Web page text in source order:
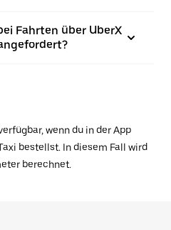
Fahrten über UberX
wenn du in der App
bestellst. In diesem Fall wird
berechnet.